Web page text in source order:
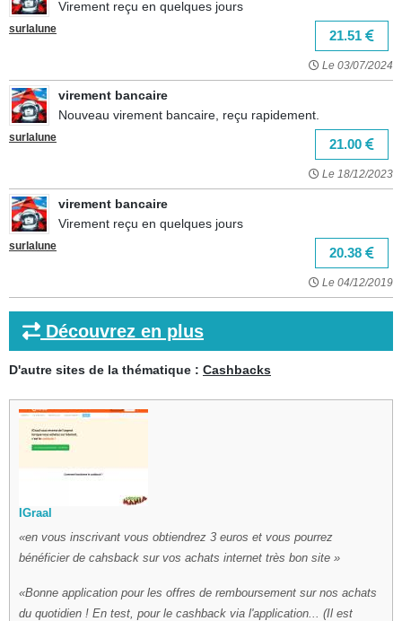
surlalune
Virement reçu en quelques jours
21.51
Le 03/07/2024
surlalune
virement bancaire
Nouveau virement bancaire, reçu rapidement.
21.00
Le 18/12/2023
surlalune
virement bancaire
Virement reçu en quelques jours
20.38
Le 04/12/2019
Découvrez en plus
D'autre sites de la thématique : Cashbacks
IGraal
en vous inscrivant vous obtiendrez 3 euros et vous pourrez
bénéficier de cahsback sur vos achats internet très bon site
Bonne application pour les offres de remboursement sur nos achats
du quotidien ! En test, pour le cashback via l'application... (Il est